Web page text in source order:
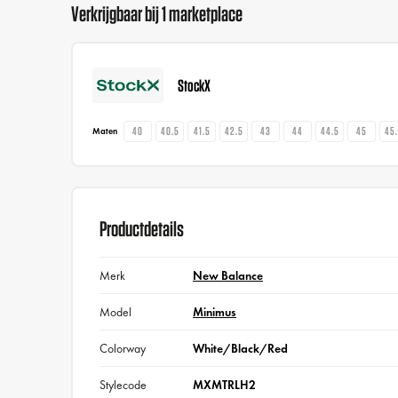
Verkrijgbaar bij 1 marketplace
StockX
Maten 40 40.5 41.5 42.5 43 44 44.5 45
Productdetails
Merk New Balance
Model Minimus
Colorway White/Black/Red
Stylecode MXMTRLH2